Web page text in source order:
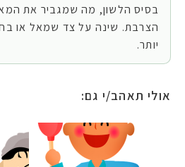
בסיס הלשון, מה שמגביר את
הצרבת. שינה על צד שמאל או
יותר.
אולי תאהב/י גם: